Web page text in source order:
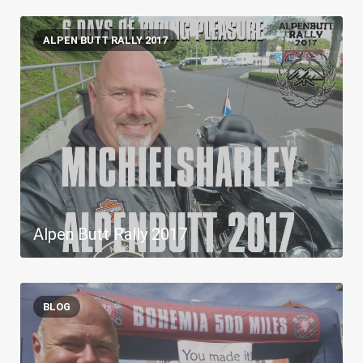
ALPEN BUTT RALLY 2017
Alpen Butt Rally 2017
BLOG